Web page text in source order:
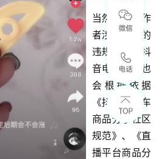
当然，若创作
者涉及以上的
违规情形，抖
音电商平台也
会根据依据
《抖音购物车
商品分享社区
规范》、《直
播平台商品分